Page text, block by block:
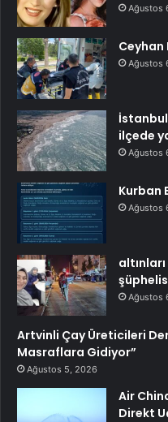
Ağustos
Ceyhan
Ağustos
ilçede
Ağustos
Kurban
Ağustos
Ağustos
Artvinli Çay Üreticileri
Masraflara Gidiyor”
Ağustos 5, 2026
Air
Direkt